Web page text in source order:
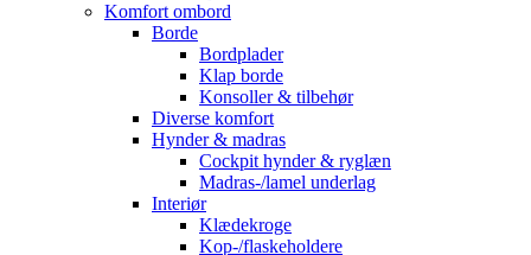
Komfort ombord
Borde
Bordplader
Klap borde
Konsoller & tilbehør
Diverse komfort
Hynder & madras
Cockpit hynder & ryglæn
Madras-/lamel underlag
Interiør
Klædekroge
Kop-/flaskeholdere